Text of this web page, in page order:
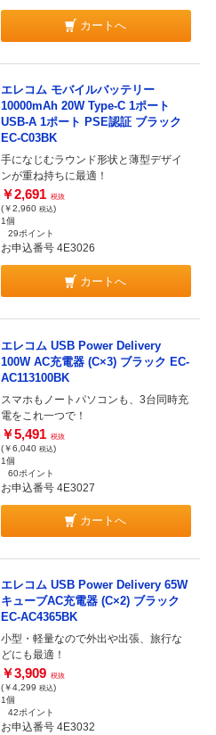
カートへ
エレコム モバイルバッテリー
10000mAh 20W Type-C 1ポート
USB-A 1ポート PSE認証 ブラック
EC-C03BK
手になじむラウンド形状と薄型デザイ
ンが重ね持ちに最適！
￥2,691 税抜
(￥2,960 税込)
1個
29ポイント
お申込番号 4E3026
カートへ
エレコム USB Power Delivery
100W AC充電器 (C×3) ブラック EC-
AC113100BK
スマホもノートパソコンも、3台同時充
電をこれ一つで！
￥5,491 税抜
(￥6,040 税込)
1個
60ポイント
お申込番号 4E3027
カートへ
エレコム USB Power Delivery 65W
キューブAC充電器 (C×2) ブラック
EC-AC4365BK
小型・軽量なので外出や出張、旅行な
どにも最適！
￥3,909 税抜
(￥4,299 税込)
1個
42ポイント
お申込番号 4E3032